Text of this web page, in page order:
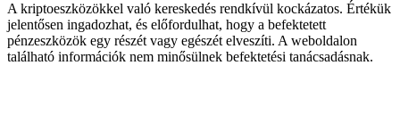
A kriptoeszközökkel való kereskedés rendkívül kockázatos. Értékük
jelentősen ingadozhat, és előfordulhat, hogy a befektetett
pénzeszközök egy részét vagy egészét elveszíti. A weboldalon
található információk nem minősülnek befektetési tanácsadásnak.